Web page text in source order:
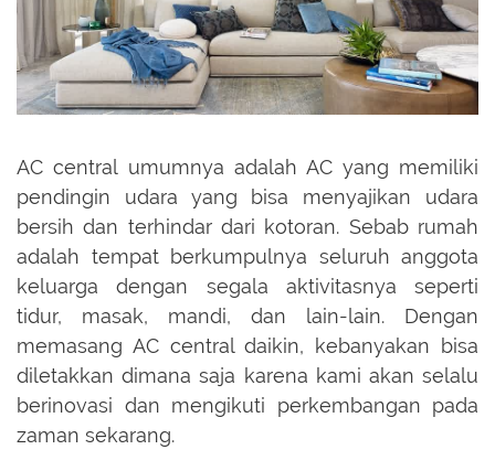
AC central umumnya adalah AC yang memiliki
pendingin udara yang bisa menyajikan udara
bersih dan terhindar dari kotoran. Sebab rumah
adalah tempat berkumpulnya seluruh anggota
keluarga dengan segala aktivitasnya seperti
tidur, masak, mandi, dan lain-lain. Dengan
memasang AC central daikin, kebanyakan bisa
diletakkan dimana saja karena kami akan selalu
berinovasi dan mengikuti perkembangan pada
zaman sekarang.